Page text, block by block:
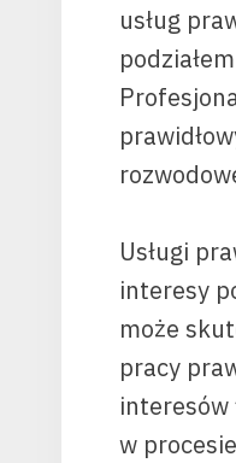
usług
Usługi
interesy
może
pracy
interesów
w